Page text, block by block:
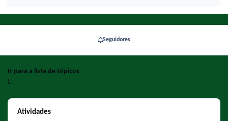
Seguidores
Ir para a lista de tópicos
Atividades